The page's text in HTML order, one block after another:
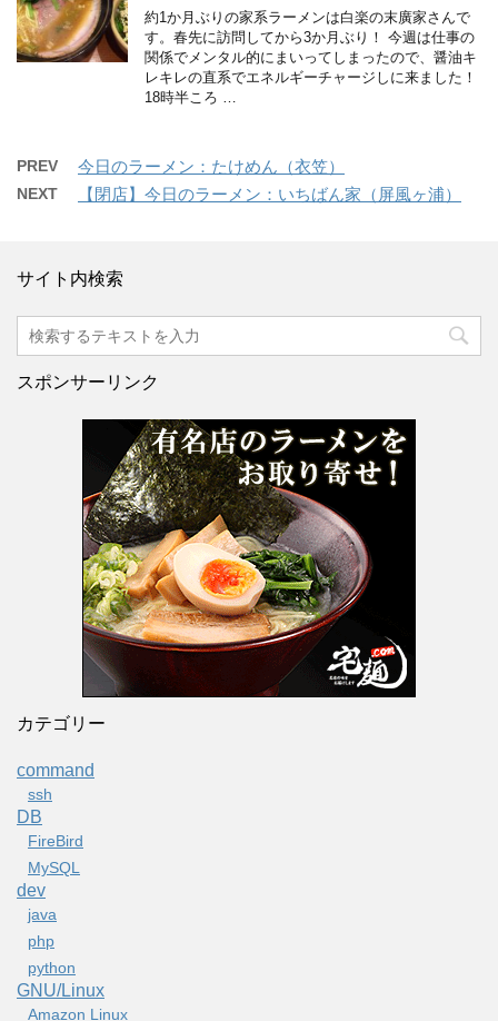
約1か月ぶりの家系ラーメンは白楽の末廣家さんで
す。春先に訪問してから3か月ぶり！ 今週は仕事の
関係でメンタル的にまいってしまったので、醤油キ
レキレの直系でエネルギーチャージしに来ました！
18時半ころ …
PREV 今日のラーメン：たけめん（衣笠）
NEXT 【閉店】今日のラーメン：いちばん家（屏風ヶ浦）
サイト内検索
スポンサーリンク
カテゴリー
command
ssh
DB
FireBird
MySQL
dev
java
php
python
GNU/Linux
Amazon Linux